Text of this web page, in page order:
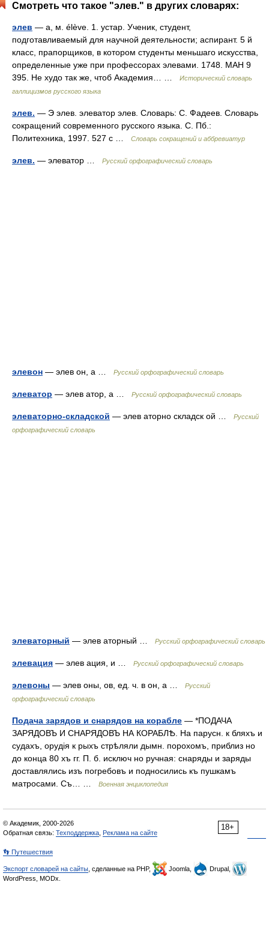
Смотреть что такое "элев." в других словарях:
элев — а, м. élève. 1. устар. Ученик, студент,
подготавливаемый для научной деятельности; аспирант. 5 й
класс, прапорщиков, в котором студенты меньшаго искусства,
определенные уже при профессорах элевами. 1748. МАН 9
395. Не худо так же, чтоб Академия… …
Исторический словарь
галлицизмов русского языка
элев. — Э элев. элеватор элев. Словарь: С. Фадеев. Словарь
сокращений современного русского языка. С. Пб.:
Политехника, 1997. 527 с …
Словарь сокращений и аббревиатур
элев. — элеватор … Русский орфографический словарь
элевон — элев он, а … Русский орфографический словарь
элеватор — элев атор, а … Русский орфографический словарь
элеваторно-складской — элев аторно складск ой …
Русский
орфографический словарь
элеваторный — элев аторный … Русский орфографический словарь
элевация — элев ация, и … Русский орфографический словарь
элевоны — элев оны, ов, ед. ч. в он, а …
Русский
орфографический словарь
Подача зарядов и снарядов на корабле — *ПОДАЧА
ЗАРЯДОВЪ И СНАРЯДОВЪ НА КОРАБЛѢ. На парусн. к бляхъ и
судахъ, орудія к рыхъ стрѣляли дымн. порохомъ, приблиз но
до конца 80 хъ гг. П. б. исключ но ручная: снаряды и заряды
доставлялись изъ погребовъ и подносились къ пушкамъ
матросами. Съ… …
Военная энциклопедия
18+
© Академик, 2000-2026
Обратная связь: Техподдержка Реклама на сайте
👣 Путешествия
Экспорт словарей на сайты , сделанные на PHP, Joomla,
Drupal,
WordPress, MODx.